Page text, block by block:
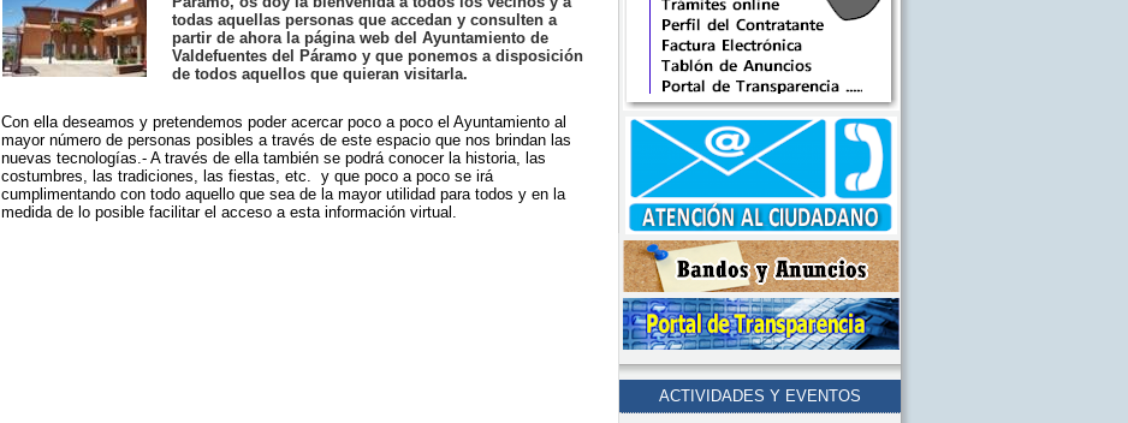
todas aquellas personas que accedan y consulten a
partir de ahora la página web del Ayuntamiento de
Valdefuentes del Páramo y que ponemos a disposición
de todos aquellos que quieran visitarla.
Con ella deseamos y pretendemos poder acercar poco a poco el Ayuntamiento al
mayor número de personas posibles a través de este espacio que nos brindan las
nuevas tecnologías.- A través de ella también se podrá conocer la historia, las
costumbres, las tradiciones, las fiestas, etc. y que poco a poco se irá
cumplimentando con todo aquello que sea de la mayor utilidad para todos y en la
medida de lo posible facilitar el acceso a esta información virtual.
ACTIVIDADES Y EVENTOS